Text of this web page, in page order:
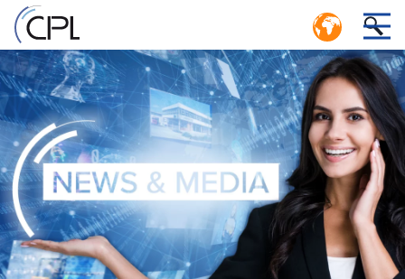
1
ЦИКЛИЧЕСКАЯ ЭКОНОМИКА:
ЭФФИЕКТИВНАЯ СИСТЕМА
ЛОГИСТИКИ ЗАКРЫТОГО ЦИКЛА
УПРАВЛЕНИЕ ПУЛОМ – СЕРВИСНЫЙ ЦЕНТР CPL